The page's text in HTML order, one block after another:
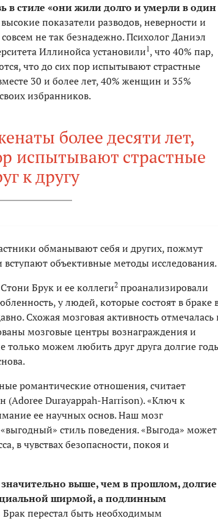
в стиле «они жили долго и умерли в один
показатели разводов, неверности и
не так безнадежно. Психолог Даниэл
Иллинойса установили1, что 40% пар,
что до сих пор испытывают страстные
30 и более лет, 40% женщин и 35%
избранников.
более десяти лет,
испытывают страстные
к другу
обманывают себя и других, пожмут
объективные методы исследования.
Брук и ее коллеги2 проанализировали
у людей, которые состоят в браке
Схожая мозговая активность отмечалась
мозговые центры вознаграждения и
можем любить друг друга долгие
романтические отношения, считает
Durayappah-Harrison). «Ключ к
ее научных основ. Наш мозг
стиль поведения. «Выгода» может
в чувствах безопасности, покоя и
значительно выше, чем в прошлом, долгие
ширмой, а подлинным
Брак перестал быть необходимым